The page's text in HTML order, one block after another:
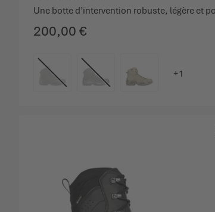
200,00 €
COULEUR